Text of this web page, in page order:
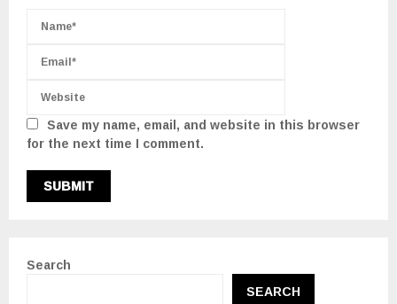
Save my name, email, and website in this browser
for the next time I comment.
Search
SEARCH